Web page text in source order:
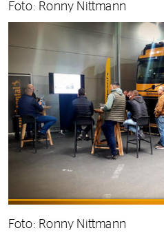
Foto: Ronny Nittmann
Foto: Ronny Nittmann